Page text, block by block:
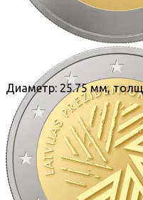
Диаметр: 25.75 мм,